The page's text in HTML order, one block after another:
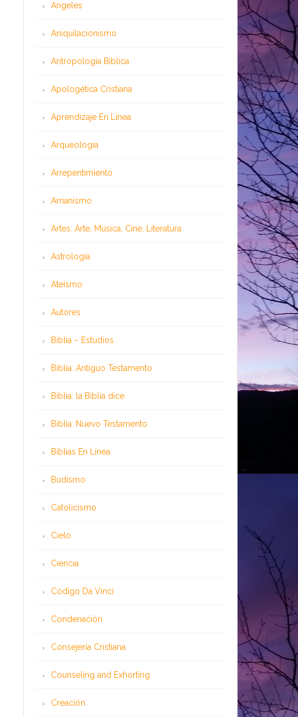
Angeles
Aniquilacionismo
Antropología Bíblica
Apologética Cristiana
Aprendizaje En Línea
Arqueología
Arrepentimiento
Arrianismo
Artes: Arte, Música, Cine, Literatura
Astrología
Ateísmo
Autores
Biblia – Estudios
Biblia: Antiguo Testamento
Biblia: la Biblia dice
Biblia: Nuevo Testamento
Bíblias En Línea
Budismo
Catolicismo
Cielo
Ciencia
Código Da Vinci
Condenación
Consejería Cristiana
Counseling and Exhorting
Creación